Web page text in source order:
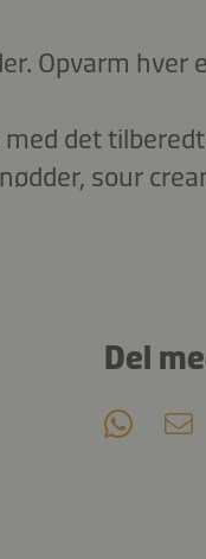
Opvarm hver
det
sour
Del